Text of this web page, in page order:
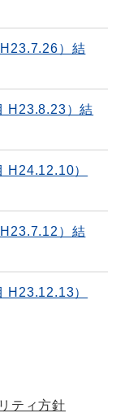
）結
H23.8.23）結
H24.12.10）
）結
H23.12.13）
ティ方針